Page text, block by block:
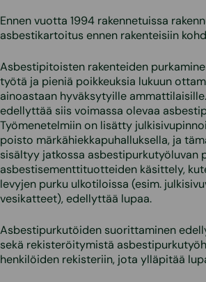
Ennen vuotta 1994 rakennetuissa
asbestikartoitus ennen rakenteisiin
Asbestipitoisten rakenteiden
työtä ja pieniä poikkeuksia lukuun
ainoastaan hyväksytyille
edellyttää siis voimassa olevaa
Työmenetelmiin on lisätty
poisto märkähiekkapuhalluksella, ja
sisältyy jatkossa asbestipurkutyöluvan
asbestisementtituotteiden käsittely,
levyjen purku ulkotiloissa (esim.
vesikatteet), edellyttää lupaa.
Asbestipurkutöiden suorittaminen
sekä rekisteröitymistä
henkilöiden rekisteriin, jota ylläpitää